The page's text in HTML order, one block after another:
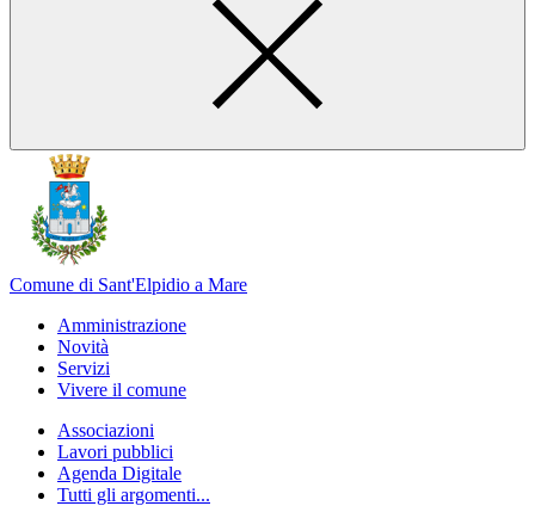
Comune di Sant'Elpidio a Mare
Amministrazione
Novità
Servizi
Vivere il comune
Associazioni
Lavori pubblici
Agenda Digitale
Tutti gli argomenti...